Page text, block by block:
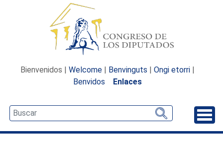
Bienvenidos | Welcome | Benvinguts | Ongi etorri |
Benvidos
Enlaces